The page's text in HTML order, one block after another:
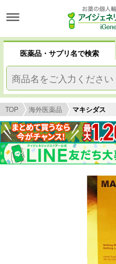
医薬品・サプリ名で検索
TOP 海外医薬品 マキシダス